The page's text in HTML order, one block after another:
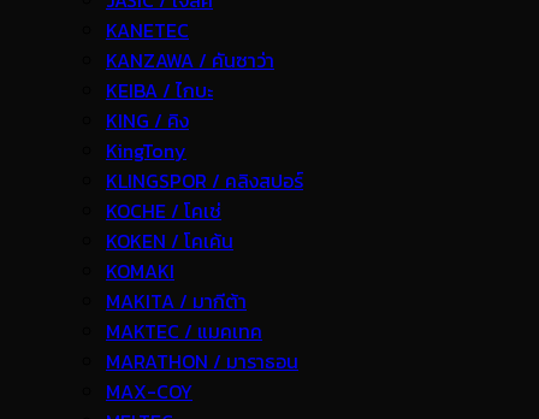
KANETEC
KANZAWA / คันซาว่า
KEIBA / ไกบะ
KING / คิง
KingTony
KLINGSPOR / คลิงสปอร์
KOCHE / โคเช่
KOKEN / โคเค้น
KOMAKI
MAKITA / มากีต้า
MAKTEC / แมคเทค
MARATHON / มาราธอน
MAX-COY